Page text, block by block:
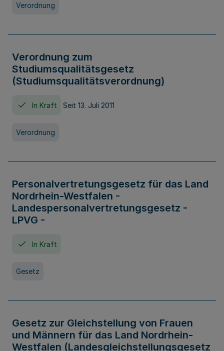
Verordnung
Verordnung zum
Studiumsqualitätsgesetz
(Studiumsqualitätsverordnung)
In Kraft Seit 13. Juli 2011
Verordnung
Personalvertretungsgesetz für das Land
Nordrhein-Westfalen -
Landespersonalvertretungsgesetz -
LPVG -
In Kraft
Gesetz
Gesetz zur Gleichstellung von Frauen
und Männern für das Land Nordrhein-
Westfalen (Landesgleichstellungsgesetz